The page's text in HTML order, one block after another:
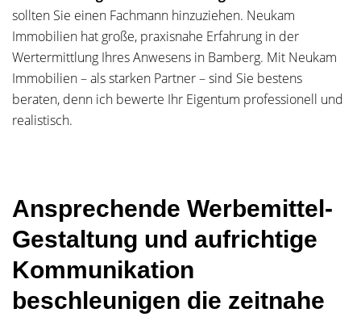
sollten Sie einen Fachmann hinzuziehen. Neukam
Immobilien hat große, praxisnahe Erfahrung in der
Wertermittlung Ihres Anwesens in Bamberg. Mit Neukam
Immobilien – als starken Partner – sind Sie bestens
beraten, denn ich bewerte Ihr Eigentum professionell und
realistisch.
Ansprechende Werbemittel-
Gestaltung und aufrichtige
Kommunikation
beschleunigen die zeitnahe